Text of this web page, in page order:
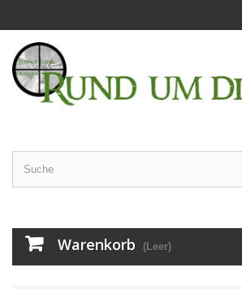
Warenkorb (Leer)